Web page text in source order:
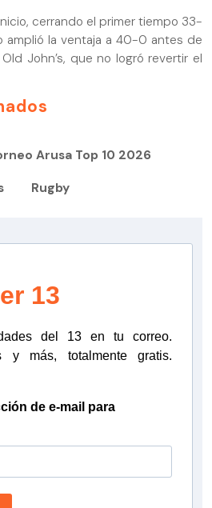
cerrando el primer tiempo 33-
amplió la ventaja a 40-0 antes de
John’s, que no logró revertir el
Arusa Top 10 2026
Rugby
13
del 13 en tu correo.
y más, totalmente gratis.
de e-mail para